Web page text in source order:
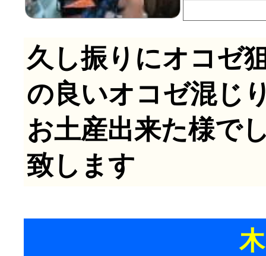
久し振りにオコゼ
の良いオコゼ混じ
お土産出来た様で
致します